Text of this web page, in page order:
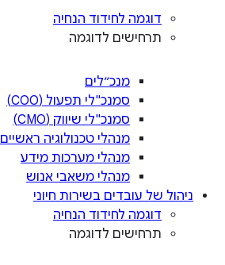
דוגמה לחידוד הנחיה
תרחישים לדוגמה
מנכ״לים
סמנכ"לי תפעול (COO)
סמנכ"לי שיווק (CMO)
מנהלי טכנולוגיה ראשיים
מנהלי מערכות מידע
מנהלי משאבי אנוש
ניהול של עובדים בשירות חיוני
דוגמה לחידוד הנחיה
תרחישים לדוגמה